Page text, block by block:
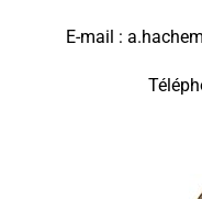
E-mail :